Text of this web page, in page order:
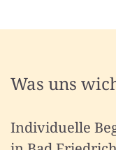
Was uns
Individuelle